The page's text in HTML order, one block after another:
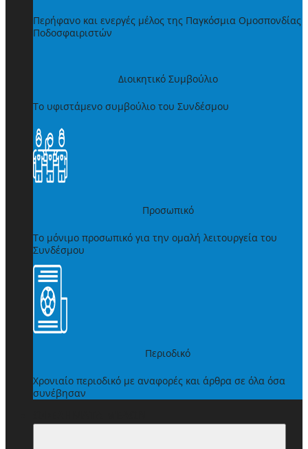
Περήφανο και ενεργές μέλος της Παγκόσμια Ομοσπονδίας
Ποδοσφαιριστών
Διοικητικό Συμβούλιο
Το υφιστάμενο συμβούλιο του Συνδέσμου
Προσωπικό
Το μόνιμο προσωπικό για την ομαλή λειτουργεία του
Συνδέσμου
Περιοδικό
Χρονιαίο περιοδικό με αναφορές και άρθρα σε όλα όσα
συνέβησαν